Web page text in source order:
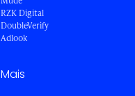
RZK Digital
DoubleVerify
Adlook
Mais